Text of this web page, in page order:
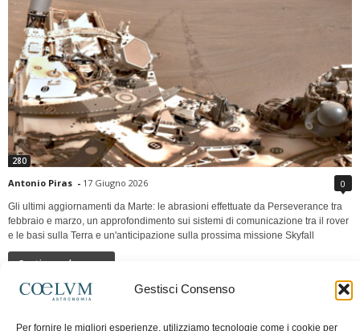
Gestisci Consenso
Per fornire le migliori esperienze, utilizziamo tecnologie come i cookie per
280
Antonio Piras - 17 Giugno 2026 0
Gli ultimi aggiornamenti da Marte: le abrasioni effettuate da Perseverance tra
febbraio e marzo, un approfondimento sui sistemi di comunicazione tra il rover
e le basi sulla Terra e un'anticipazione sulla prossima missione Skyfall
Continua a leggere